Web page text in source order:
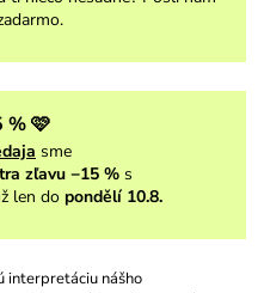
% 🩷
sme
zľavu −15 % s
len do pondělí 10.8.
interpretáciu nášho